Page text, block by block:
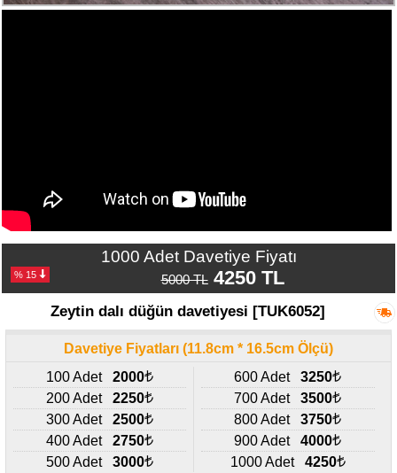
Davetiye
-
İletişim
-
427
1000 Adet Davetiye Fiyatı
% 15 5000 TL4250 TL
Zeytin dalı düğün davetiyesi [TUK6052]
Davetiye Fiyatları (11.8cm * 16.5cm Ölçü)
100 Adet
2000
200 Adet
2250
300 Adet
2500
400 Adet
2750
500 Adet
3000
600 Adet
3250
700 Adet
3500
800 Adet
3750
900 Adet
4000
1000 Adet
4250